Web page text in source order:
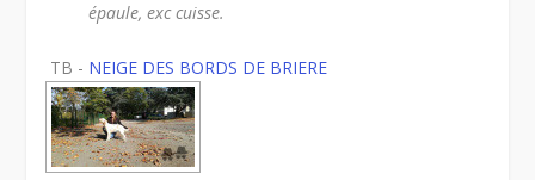
épaule, exc cuisse.
TB - NEIGE DES BORDS DE BRIERE